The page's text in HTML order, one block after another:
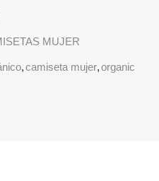
MUJER
,camiseta mujer,organic